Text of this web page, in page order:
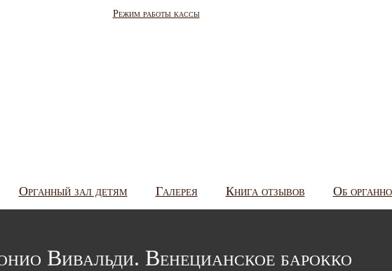
Режим работы кассы
Органный зал детям Галерея Книга отзывов Об
Вивальди. Венецианское барокко